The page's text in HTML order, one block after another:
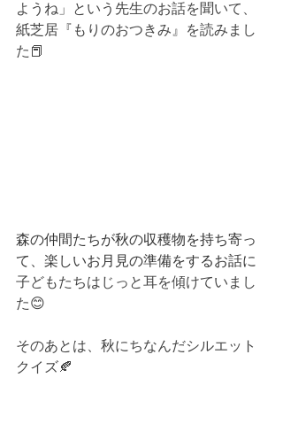
ようね」という先生のお話を聞いて、
紙芝居『もりのおつきみ』を読みまし
た📕
森の仲間たちが秋の収穫物を持ち寄っ
て、楽しいお月見の準備をするお話に
子どもたちはじっと耳を傾けていまし
た😊
そのあとは、秋にちなんだシルエット
クイズ🍂